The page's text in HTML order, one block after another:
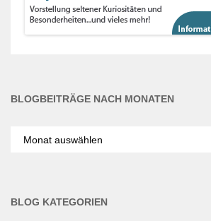
BLOGBEITRÄGE NACH MONATEN
nach
BLOG KATEGORIEN